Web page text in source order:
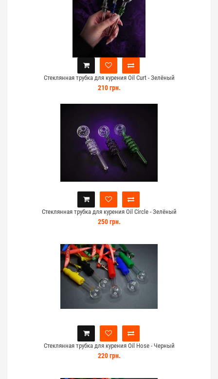
Стеклянная трубка для курения Oil Curt - Зелёный
210 грн.
Стеклянная трубка для курения Oil Circle - Зелёный
250 грн.
Стеклянная трубка для курения Oil Hose - Черный
220 грн.